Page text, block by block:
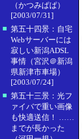
（かつみぱぱ）
[2003/07/31]
■ 第五十四景：自宅
Webサーバーには
寂しい新潟ADSL
事情（宮沢＠新潟
県新津市車場）
[2003/07/24]
■ 第五十三景：光フ
ァイバで重い画像
も快適送信！ ……
までが長かった